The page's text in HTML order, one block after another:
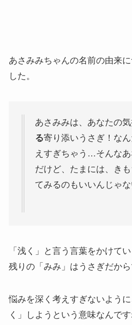
あさみみちゃんの名前の由来
した。
あさみみは、あなたの
る寄り添いうさぎ！な
えすぎちゃう…そんな
だけど、たまには、き
てみるのもいいんじゃな
「浅く」と言う言葉をかけてい
残りの「みみ」はうさぎだから
悩みを深く考えすぎないよう
く」しようという意味なんで